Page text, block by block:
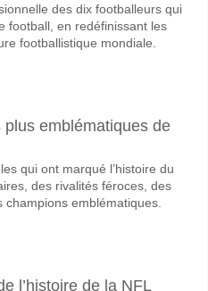
des dix footballeurs qui
football, en redéfinissant les
footballistique mondiale.
emblématiques de
qui ont marqué l’histoire du
des rivalités féroces, des
emblématiques.
l’histoire de la NFL